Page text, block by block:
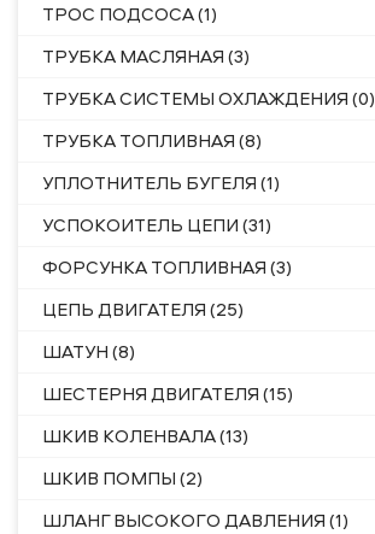
ТРОС ПОДСОСА (1)
ТРУБКА МАСЛЯНАЯ (3)
ТРУБКА СИСТЕМЫ ОХЛАЖДЕНИЯ (0)
ТРУБКА ТОПЛИВНАЯ (8)
УПЛОТНИТЕЛЬ БУГЕЛЯ (1)
УСПОКОИТЕЛЬ ЦЕПИ (31)
ФОРСУНКА ТОПЛИВНАЯ (3)
ЦЕПЬ ДВИГАТЕЛЯ (25)
ШАТУН (8)
ШЕСТЕРНЯ ДВИГАТЕЛЯ (15)
ШКИВ КОЛЕНВАЛА (13)
ШКИВ ПОМПЫ (2)
ШЛАНГ ВЫСОКОГО ДАВЛЕНИЯ (1)